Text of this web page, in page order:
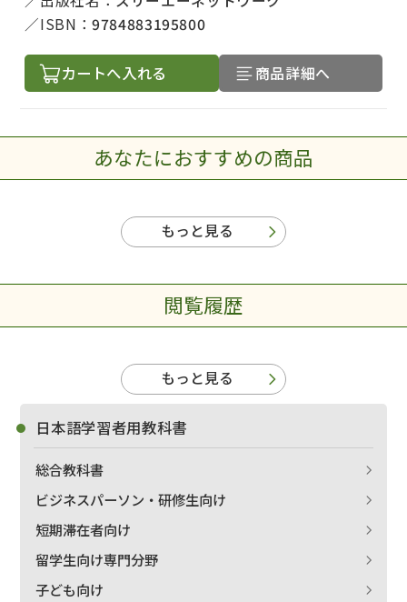
出版社名で絞り込む
ISBN：9784883195800
カートへ入れる 商品詳細へ
あなたにおすすめの商品
もっと見る
閲覧履歴
もっと見る
日本語学習者用教科書
総合教科書
ビジネスパーソン・研修生向け
短期滞在者向け
留学生向け専門分野
子ども向け